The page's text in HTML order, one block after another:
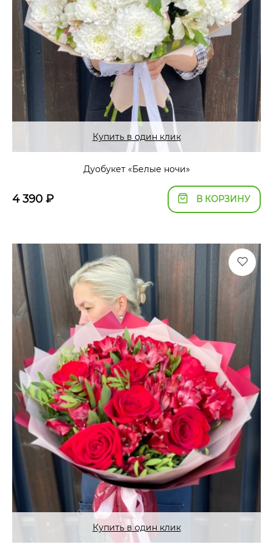
Купить в один клик
Дуобукет «Белые ночи»
4 390 ₽ В КОРЗИНУ
Купить в один клик